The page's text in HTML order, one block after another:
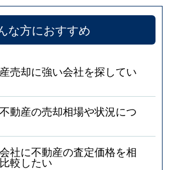
な方におすすめ
売却に強い会社を探してい
動産の売却相場や状況につ
社に不動産の査定価格を相
較したい